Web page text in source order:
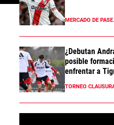
¿Debutan
posible
enfrentar a
TORNEO